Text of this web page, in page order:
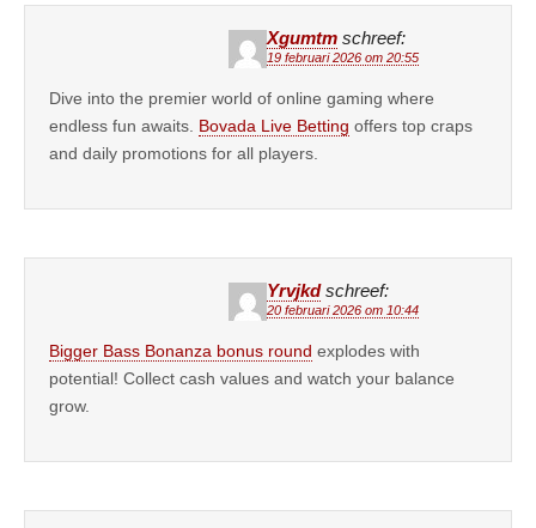
Xgumtm schreef:
19 februari 2026 om 20:55
Dive into the premier world of online gaming where
endless fun awaits. Bovada Live Betting offers top craps
and daily promotions for all players.
Yrvjkd schreef:
20 februari 2026 om 10:44
Bigger Bass Bonanza bonus round explodes with
potential! Collect cash values and watch your balance
grow.